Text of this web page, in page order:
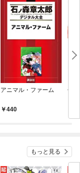
アニマル・ファーム
440
仮
もっと見る